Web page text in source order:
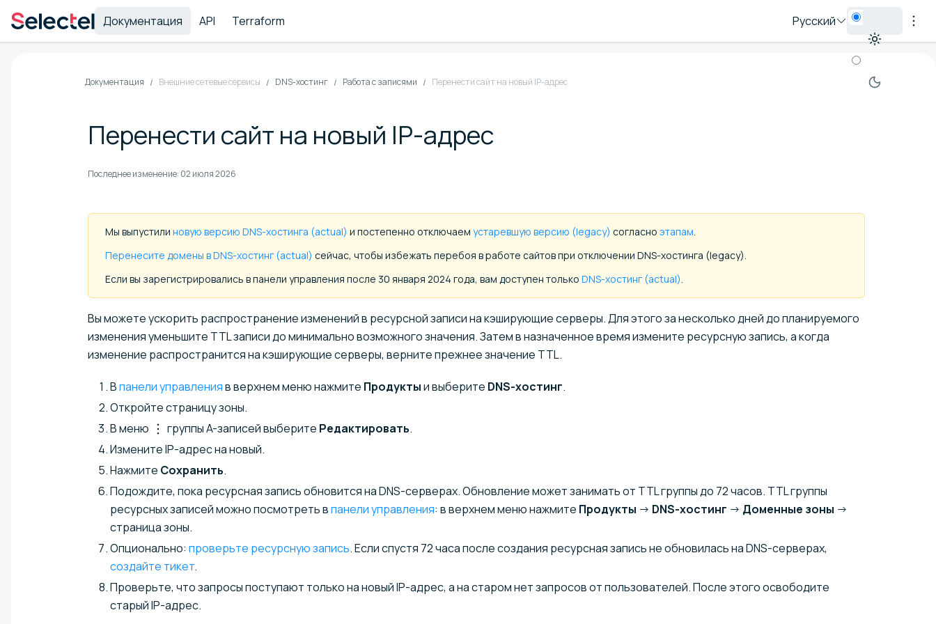
Документация API Terraform Русский
Документация Внешние сетевые сервисы DNS-хостинг Работа с записями Перенести сайт на новый IP-адрес
Перенести сайт на новый IP-адрес
Последнее изменение: 02 июля 2026
Мы выпустили новую версию DNS-хостинга (actual) и постепенно отключаем устаревшую версию (legacy) согласно этапам
Перенесите домены в DNS-хостинг (actual) сейчас, чтобы избежать перебоя в работе сайтов при отключении DNS-хостинга (legacy).
Если вы зарегистрировались в панели управления после 30 января 2024 года, вам доступен только DNS-хостинг (actual)
Вы можете ускорить распространение изменений в ресурсной записи на кэширующие серверы. Для этого за несколько дней до планируемого
изменения уменьшите TTL записи до минимально возможного значения. Затем в назначенное время измените ресурсную запись, а когда
изменение распространится на кэширующие серверы, верните прежнее значение TTL.
Впанели управленияв верхнем меню нажмите Продуктыи выберите DNS-хостинг.
Откройте страницу зоны.
В меню
группы A-записей выберите Редактировать.
Измените IP-адрес на новый.
Нажмите Сохранить.
Подождите, пока ресурсная запись обновится на DNS-серверах. Обновление может занимать от TTL группы до 72 часов. TTL группы
ресурсных записей можно посмотреть впанели управления: в верхнем меню нажмите Продукты → DNS-хостинг → Доменные зоны →
страница зоны.
Опционально: проверьте ресурсную запись. Если спустя 72 часа после создания ресурсная запись не обновилась на DNS-серверах,
создайте тикет.
Проверьте, что запросы поступают только на новый IP-адрес, а на старом нет запросов от пользователей. После этого освободите
старый IP-адрес.